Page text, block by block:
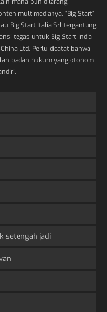
multimedianya, “Big Start”
Big Start Italia Srl tergantung
tegas untuk Big Start India
Ltd. Perlu dicatat bahwa
badan hukum yang otonom
setengah jadi